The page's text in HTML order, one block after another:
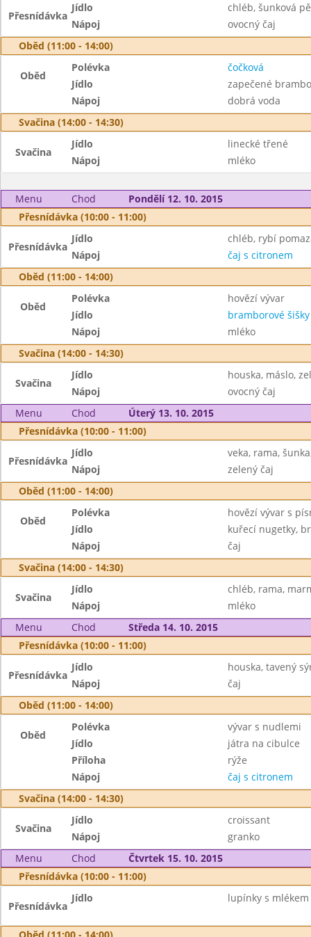
Přesnídávka
Jídlo
chléb, šunková
Nápoj
ovocný čaj
Oběd (11:00 - 14:00)
Oběd
Polévka
čočková
Jídlo
zapečené
Nápoj
dobrá voda
Svačina (14:00 - 14:30)
Svačina
Jídlo
linecké třené
Nápoj
mléko
Menu Chod
Pondělí 12. 10. 2015
Přesnídávka (10:00 - 11:00)
Přesnídávka
Jídlo
chléb, rybí
Nápoj
čaj s citronem
Oběd (11:00 - 14:00)
Oběd
Polévka
hovězí vývar
Jídlo
bramborové
Nápoj
mléko
Svačina (14:00 - 14:30)
Svačina
Jídlo
houska, máslo,
Nápoj
ovocný čaj
Menu
Chod
Úterý 13. 10. 2015
Přesnídávka (10:00 - 11:00)
Přesnídávka
Jídlo
veka, rama,
Nápoj
zelený čaj
Oběd (11:00 - 14:00)
Oběd
Polévka
hovězí vývar s
Jídlo
kuřecí nugetky,
Nápoj
čaj
Svačina (14:00 - 14:30)
Svačina
Jídlo
chléb, rama,
Nápoj
mléko
Menu
Chod
Středa 14. 10. 2015
Přesnídávka (10:00 - 11:00)
Přesnídávka
Jídlo
houska, tavený
Nápoj
čaj
Oběd (11:00 - 14:00)
Oběd
Polévka
vývar s nudlemi
Jídlo
játra na cibulce
Příloha
rýže
Nápoj
čaj s citronem
Svačina (14:00 - 14:30)
Svačina
Jídlo
croissant
Nápoj
granko
Menu
Chod
Čtvrtek 15. 10. 2015
Přesnídávka (10:00 - 11:00)
Přesnídávka
Jídlo lupínky s mlékem